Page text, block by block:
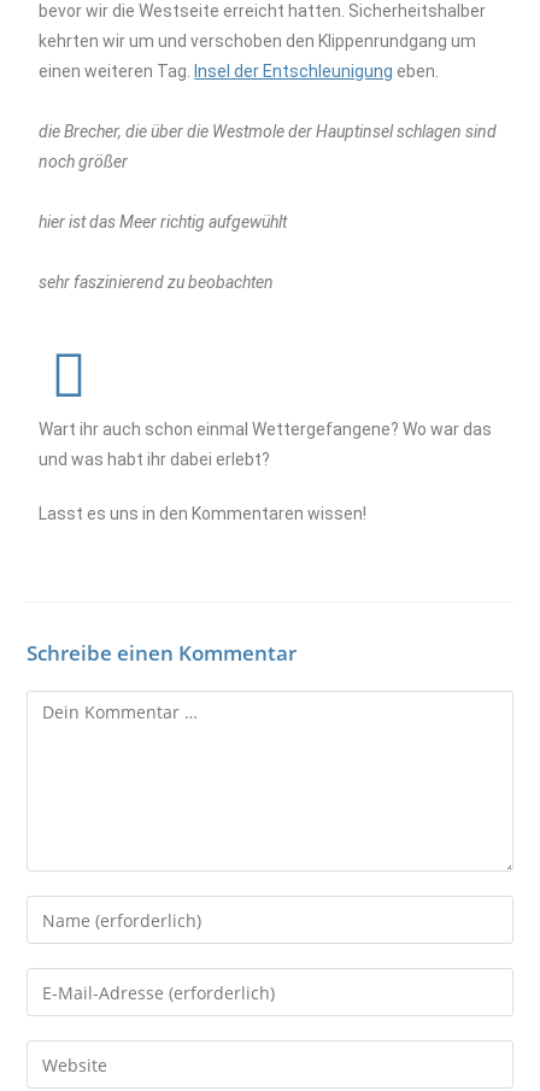
bevor wir die Westseite erreicht hatten. Sicherheitshalber
kehrten wir um und verschoben den Klippenrundgang um
einen weiteren Tag.
Insel der Entschleunigung eben.
die Brecher, die über die Westmole der Hauptinsel schlagen sind
noch größer
hier ist das Meer richtig aufgewühlt
sehr faszinierend zu beobachten
Wart ihr auch schon einmal Wettergefangene? Wo war das
und was habt ihr dabei erlebt?
Lasst es uns in den Kommentaren wissen!
Schreibe einen Kommentar